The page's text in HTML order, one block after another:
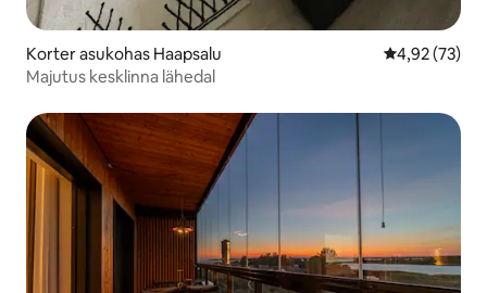
Korter asukohas Haapsalu Keskmine
4,92 (73)
Majutus kesklinna lähedal